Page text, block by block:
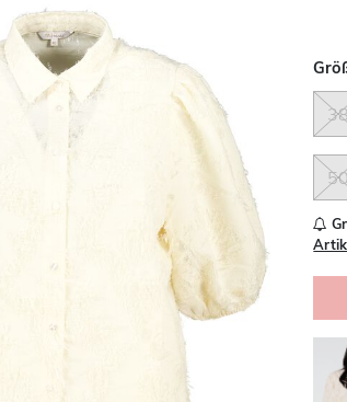
38
50